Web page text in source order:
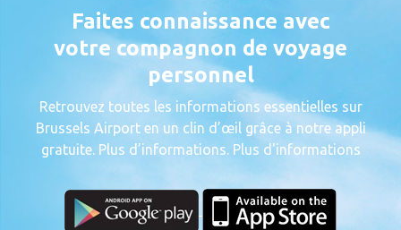
Faites connaissance avec
votre compagnon de voyage
personnel
Retrouvez toutes les informations essentielles sur
Brussels Airport en un clin d’œil grâce à notre appli
gratuite. Plus d’informations. Plus d'informations